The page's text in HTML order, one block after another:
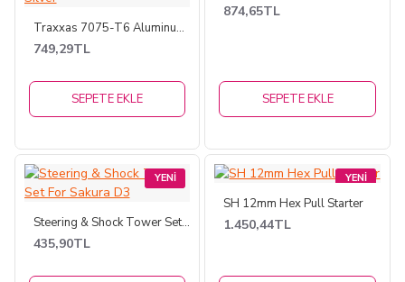
Traxxas 7075-T6 Aluminum Hard Anodized Slipper Clutch Pads 3 pcs Silver
749,29TL
SEPETE EKLE
874,65TL
SEPETE EKLE
YENI
Steering & Shock Tower Set For Sakura D3
435,90TL
YENI
SH 12mm Hex Pull Starter
1.450,44TL